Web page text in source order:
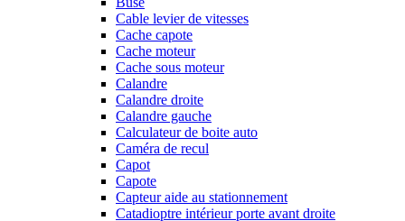
Cable levier de vitesses
Cache capote
Cache moteur
Cache sous moteur
Calandre
Calandre droite
Calandre gauche
Calculateur de boite auto
Caméra de recul
Capot
Capote
Capteur aide au stationnement
Catadioptre intérieur porte avant droite